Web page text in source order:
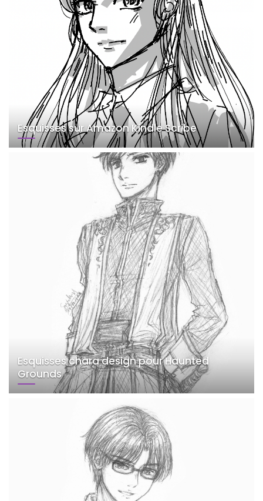
Esquisses sur Amazon Kindle Scribe
Esquisses chara design pour Haunted
Grounds